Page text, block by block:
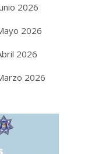
2026
2026
2026
2026